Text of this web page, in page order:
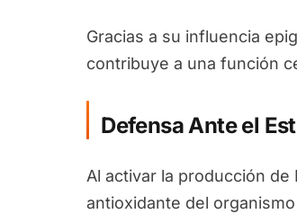
Gracias a su influencia
contribuye a una función
Defensa Ante el
Al activar la producción de
antioxidante del